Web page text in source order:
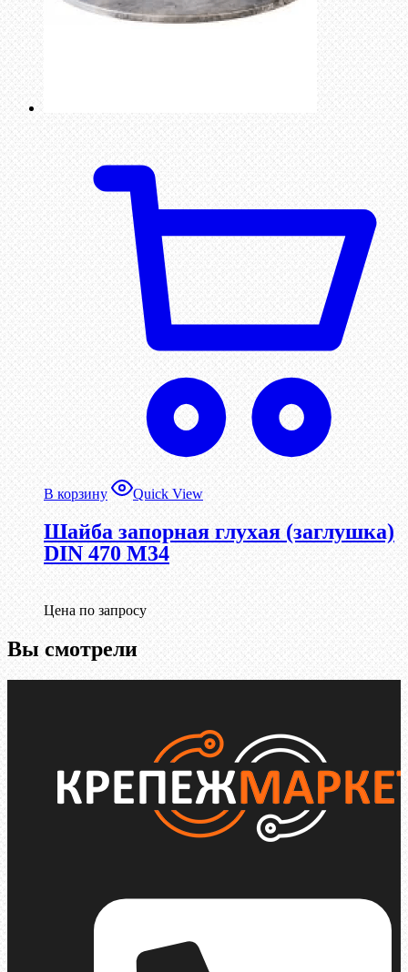
В корзину Quick View
Шайба запорная глухая (заглушка)
DIN 470 М34
Цена по запросу
Вы смотрели